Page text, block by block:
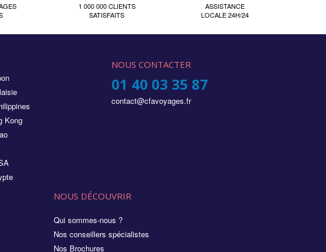
1 000 000 CLIENTS
SATISFAITS
ASSISTANCE
LOCALE 24H/24
Kong
NOUS CONTACTER
01 40 03 35 87
contact@cfavoyages.fr
NOUS DÉCOUVRIR
Qui sommes-nous ?
Nos conseillers spécialistes
Nos Brochures